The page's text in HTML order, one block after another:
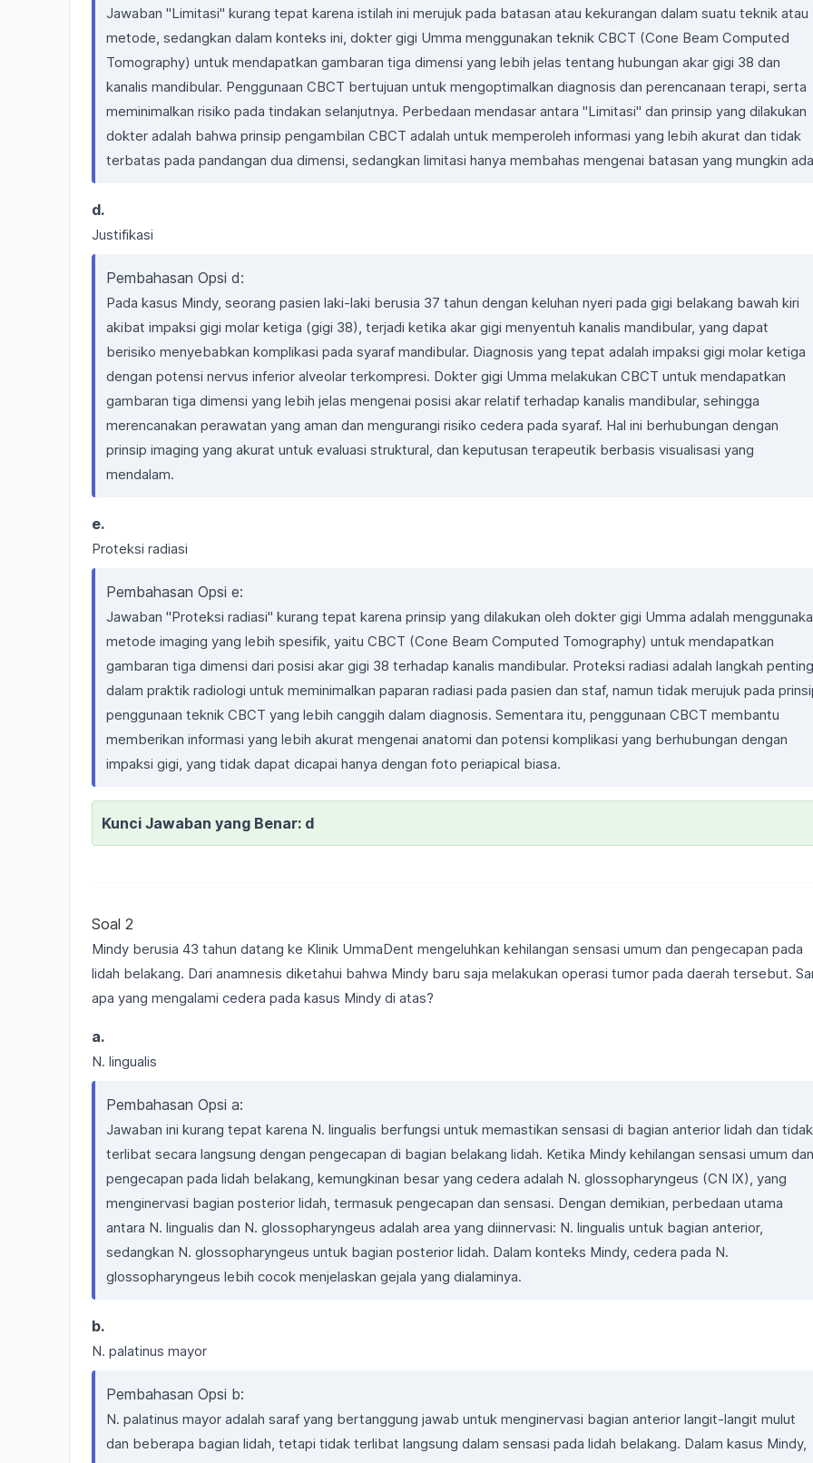
Jawaban "Limitasi" kurang tepat karena istilah ini merujuk pada batasan atau kekurangan dalam suatu teknik atau
metode, sedangkan dalam konteks ini, dokter gigi Umma menggunakan teknik CBCT (Cone Beam Computed
Tomography) untuk mendapatkan gambaran tiga dimensi yang lebih jelas tentang hubungan akar gigi 38 dan
kanalis mandibular. Penggunaan CBCT bertujuan untuk mengoptimalkan diagnosis dan perencanaan terapi, serta
meminimalkan risiko pada tindakan selanjutnya. Perbedaan mendasar antara "Limitasi" dan prinsip yang dilakukan
dokter adalah bahwa prinsip pengambilan CBCT adalah untuk memperoleh informasi yang lebih akurat dan tidak
terbatas pada pandangan dua dimensi, sedangkan limitasi hanya membahas mengenai batasan yang mungkin
d.
Justifikasi
Pembahasan Opsi d:
Pada kasus Mindy, seorang pasien laki-laki berusia 37 tahun dengan keluhan nyeri pada gigi belakang bawah kiri
akibat impaksi gigi molar ketiga (gigi 38), terjadi ketika akar gigi menyentuh kanalis mandibular, yang dapat
berisiko menyebabkan komplikasi pada syaraf mandibular. Diagnosis yang tepat adalah impaksi gigi molar ketiga
dengan potensi nervus inferior alveolar terkompresi. Dokter gigi Umma melakukan CBCT untuk mendapatkan
gambaran tiga dimensi yang lebih jelas mengenai posisi akar relatif terhadap kanalis mandibular, sehingga
merencanakan perawatan yang aman dan mengurangi risiko cedera pada syaraf. Hal ini berhubungan dengan
prinsip imaging yang akurat untuk evaluasi struktural, dan keputusan terapeutik berbasis visualisasi yang
mendalam.
e.
Proteksi radiasi
Pembahasan Opsi e:
Jawaban "Proteksi radiasi" kurang tepat karena prinsip yang dilakukan oleh dokter gigi Umma adalah
metode imaging yang lebih spesifik, yaitu CBCT (Cone Beam Computed Tomography) untuk mendapatkan
gambaran tiga dimensi dari posisi akar gigi 38 terhadap kanalis mandibular. Proteksi radiasi adalah langkah penting
dalam praktik radiologi untuk meminimalkan paparan radiasi pada pasien dan staf, namun tidak merujuk pada
penggunaan teknik CBCT yang lebih canggih dalam diagnosis. Sementara itu, penggunaan CBCT membantu
memberikan informasi yang lebih akurat mengenai anatomi dan potensi komplikasi yang berhubungan dengan
impaksi gigi, yang tidak dapat dicapai hanya dengan foto periapical biasa.
Kunci Jawaban yang Benar: d
Soal 2
Mindy berusia 43 tahun datang ke Klinik UmmaDent mengeluhkan kehilangan sensasi umum dan pengecapan pada
lidah belakang. Dari anamnesis diketahui bahwa Mindy baru saja melakukan operasi tumor pada daerah tersebut.
apa yang mengalami cedera pada kasus Mindy di atas?
a.
N. lingualis
Pembahasan Opsi a:
Jawaban ini kurang tepat karena N. lingualis berfungsi untuk memastikan sensasi di bagian anterior lidah dan tidak
terlibat secara langsung dengan pengecapan di bagian belakang lidah. Ketika Mindy kehilangan sensasi umum dan
pengecapan pada lidah belakang, kemungkinan besar yang cedera adalah N. glossopharyngeus (CN IX), yang
menginervasi bagian posterior lidah, termasuk pengecapan dan sensasi. Dengan demikian, perbedaan utama
antara N. lingualis dan N. glossopharyngeus adalah area yang diinnervasi: N. lingualis untuk bagian anterior,
sedangkan N. glossopharyngeus untuk bagian posterior lidah. Dalam konteks Mindy, cedera pada N.
glossopharyngeus lebih cocok menjelaskan gejala yang dialaminya.
b.
N. palatinus mayor
Pembahasan Opsi b:
N. palatinus mayor adalah saraf yang bertanggung jawab untuk menginervasi bagian anterior langit-langit mulut
dan beberapa bagian lidah, tetapi tidak terlibat langsung dalam sensasi pada lidah belakang. Dalam kasus Mindy,